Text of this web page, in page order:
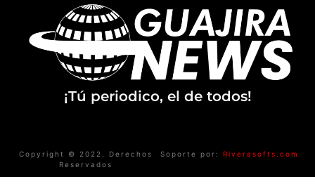
¡Tú periodico, el de todos!
Copyright © 2022. Derechos
Reservados
Soporte por: Riverasofts.com